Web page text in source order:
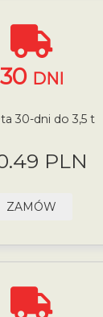
30 DNI
30-dni do 3,5 t
PLN
ZAMÓW